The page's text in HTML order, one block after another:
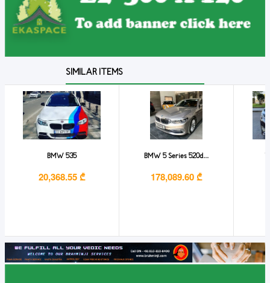
SIMILAR ITEMS
BMW 535
20,368.55 ₾
BMW 5 Series 520d...
178,089.60 ₾